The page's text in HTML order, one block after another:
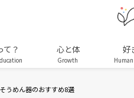
て？ 心と体
Growth
好
うめん器のおすすめ8選